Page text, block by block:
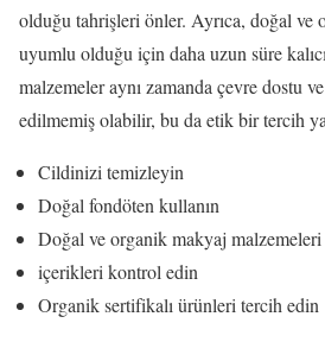
olduğu tahrişleri önler. Ayrıca, doğal ve
uyumlu olduğu için daha uzun süre
malzemeler aynı zamanda çevre dostu
edilmemiş olabilir, bu da etik bir tercih
Cildinizi temizleyin
Doğal fondöten kullanın
Doğal ve organik makyaj malzemeleri
içerikleri kontrol edin
Organik sertifikalı ürünleri tercih edin